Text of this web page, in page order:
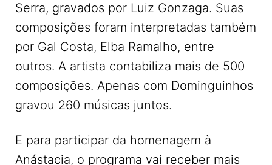
Serra, gravados por Luiz Gonzaga. Suas
composições foram interpretadas também
por Gal Costa, Elba Ramalho, entre
outros. A artista contabiliza mais de 500
composições. Apenas com Dominguinhos
gravou 260 músicas juntos.
E para participar da homenagem à
Anástacia, o programa vai receber mais